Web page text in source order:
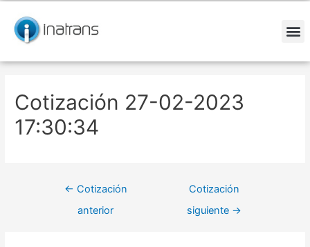
contenido
Cotización 27-02-2023
17:30:34
de
entradas
← Cotización
anterior
Cotización
siguiente →